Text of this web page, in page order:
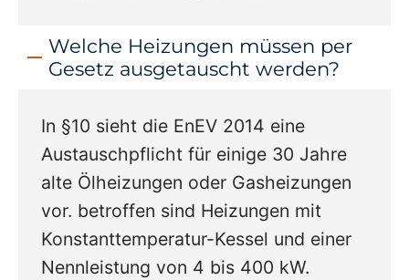
Welche Heizungen müssen per
Gesetz ausgetauscht werden?
In §10 sieht die EnEV 2014 eine
Austauschpflicht für einige 30 Jahre
alte Ölheizungen oder Gasheizungen
vor. betroffen sind Heizungen mit
Konstanttemperatur-Kessel und einer
Nennleistung von 4 bis 400 kW.